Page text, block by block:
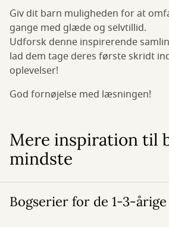
Giv dit barn muligheden for at
gange med glæde og selvtillid.
Udforsk denne inspirerende
lad dem tage deres første skridt
oplevelser!
God fornøjelse med læsningen!
Mere inspiration til
mindste
Bogserier for de 1-3-årige